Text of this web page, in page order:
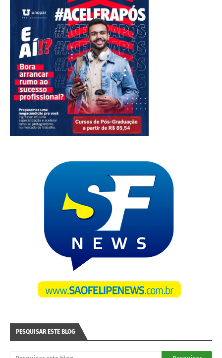
PESQUISAR ESTE BLOG